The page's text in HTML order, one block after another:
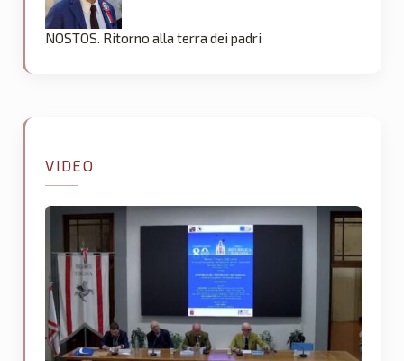
NOSTOS. Ritorno alla terra dei padri
VIDEO